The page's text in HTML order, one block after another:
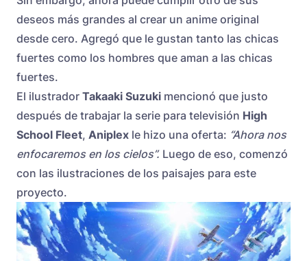
deseos más grandes al crear un anime original
desde cero. Agregó que le gustan tanto las chicas
fuertes como los hombres que aman a las chicas
fuertes.
El ilustrador Takaaki Suzuki mencionó que justo
después de trabajar la serie para televisión High
School Fleet, Aniplex le hizo una oferta: “Ahora nos
enfocaremos en los cielos”. Luego de eso, comenzó
con las ilustraciones de los paisajes para este
proyecto.